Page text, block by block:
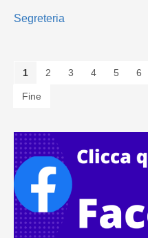
Segreteria
1 2 3 4 5 6
Fine